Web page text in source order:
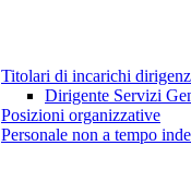
Titolari di incarichi
Dirigente Servizi
Posizioni organizzative
Personale non a tempo